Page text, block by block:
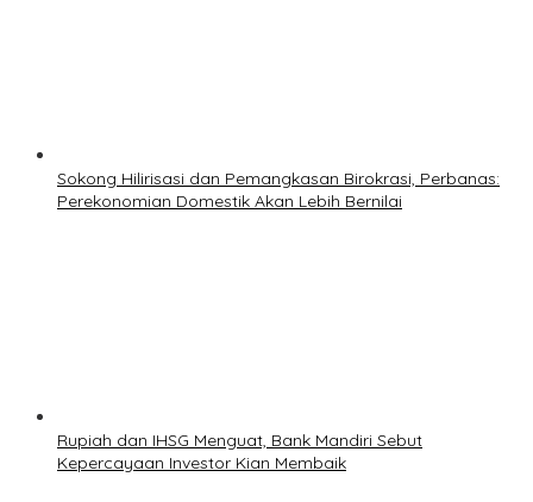
Sokong Hilirisasi dan Pemangkasan Birokrasi, Perbanas:
Perekonomian Domestik Akan Lebih Bernilai
Rupiah dan IHSG Menguat, Bank Mandiri Sebut
Kepercayaan Investor Kian Membaik